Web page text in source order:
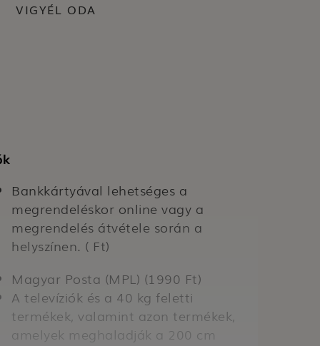
VIGYÉL ODA
Bankkártyával lehetséges a
megrendeléskor online vagy a
megrendelés átvétele során a
helyszínen. ( Ft)
Magyar Posta (MPL) (1990 Ft)
A televíziók és a 40 kg feletti
termékek, valamint azon termékek,
amelyek meghaladják a 200 cm